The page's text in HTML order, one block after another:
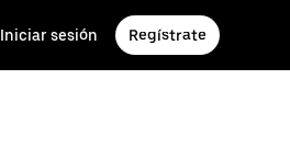
Iniciar sesión Regístrate